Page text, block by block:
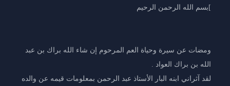
]بسم الله الرحمن الرحيم
ومضات عن سيرة وحياة العم المرحوم إن شاء الله براك بن عبد
الله بن براك العواد .
لقد آثراني ابنه البار الأستاذ عبد الرحمن بمعلومات قيمه عن والده